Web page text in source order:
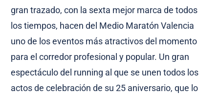
gran trazado, con la sexta mejor marca de todos
los tiempos, hacen del Medio Maratón Valencia
uno de los eventos más atractivos del momento
para el corredor profesional y popular. Un gran
espectáculo del running al que se unen todos los
actos de celebración de su 25 aniversario, que lo